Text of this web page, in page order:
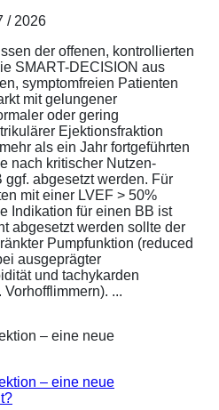
/ 2026
der offenen, kontrollierten
SMART-DECISION aus
symptomfreien Patienten
mit gelungener
oder gering
Ejektionsfraktion
als ein Jahr fortgeführten
nach kritischer Nutzen-
abgesetzt werden. Für
mit einer LVEF > 50%
Indikation für einen BB ist
abgesetzt werden sollte der
Pumpfunktion (reduced
ausgeprägter
und tachykarden
...
– eine neue